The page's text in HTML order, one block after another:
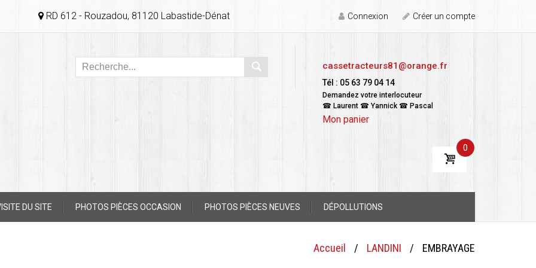
RD 612 - Rouzadou, 81120 Labastide-Dénat Connexion Créer un compte
cassetracteurs81@orange.fr
Tél : 05 63 79 04 14
Demandez votre interlocuteur
☎ Laurent ☎ Yannick ☎ Pascal
Mon panier
0
DU SITE PHOTOS PIÈCES OCCASION PHOTOS PIÈCES NEUVES DÉPOLLUTIONS
Accueil / LANDINI / EMBRAYAGE